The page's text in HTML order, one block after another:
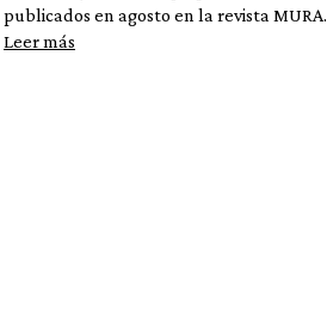
publicados en agosto en la revista MURA.
Leer más